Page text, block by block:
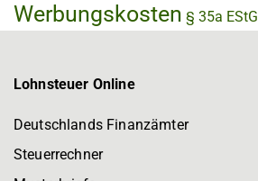
Werbungskosten § 35a EStG
Lohnsteuer Online
Deutschlands Finanzämter
Steuerrechner